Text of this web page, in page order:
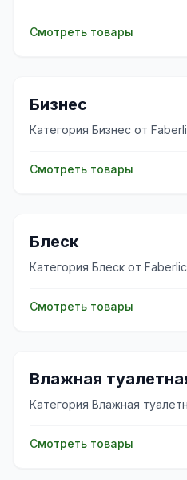
Смотреть товары
💼
Бизнес
Категория Бизнес от
Смотреть товары
✨
Блеск
Категория Блеск от Faberlic
Смотреть товары
✨
Влажная
Категория Влажная
Смотреть товары